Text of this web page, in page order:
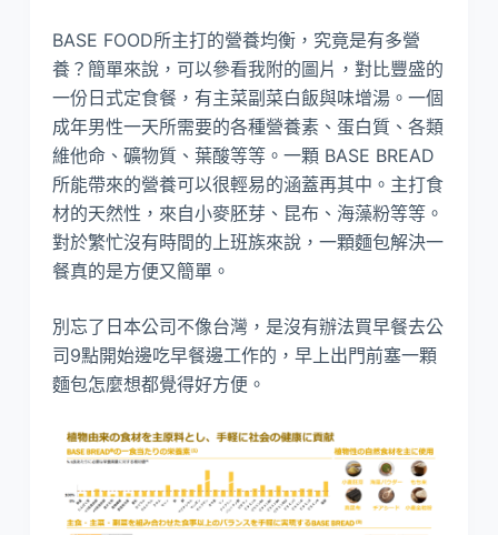
BASE FOOD所主打的營養均衡，究竟是有多營
養？簡單來說，可以參看我附的圖片，對比豐盛的
一份日式定食餐，有主菜副菜白飯與味增湯。一個
成年男性一天所需要的各種營養素、蛋白質、各類
維他命、礦物質、葉酸等等。一顆 BASE BREAD
所能帶來的營養可以很輕易的涵蓋再其中。主打食
材的天然性，來自小麥胚芽、昆布、海藻粉等等。
對於繁忙沒有時間的上班族來說，一顆麵包解決一
餐真的是方便又簡單。
別忘了日本公司不像台灣，是沒有辦法買早餐去公
司9點開始邊吃早餐邊工作的，早上出門前塞一顆
麵包怎麼想都覺得好方便。